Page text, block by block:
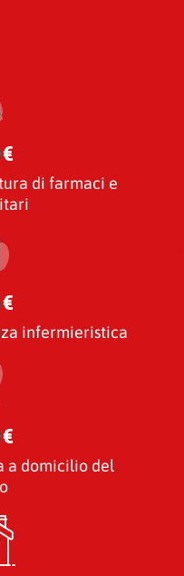
di farmaci e
infermieristica
a domicilio del